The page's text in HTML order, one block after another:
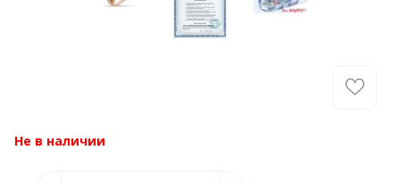
Не в наличии